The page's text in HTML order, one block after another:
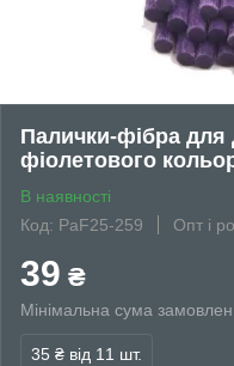
Палички-фібра
фіолетового
В наявності
Код: PaF25-259
Опт і
39 ₴
Мінімальна сума
35 ₴ від 11 шт.